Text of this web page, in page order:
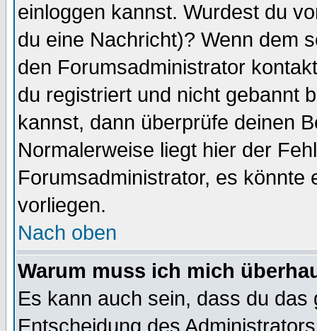
einloggen kannst. Wurdest du
du eine Nachricht)? Wenn dem
den Forumsadministrator
du registriert und nicht gebannt
kannst, dann überprüfe deinen
Normalerweise liegt hier der
Forumsadministrator, es könnte
vorliegen.
Nach oben
Warum muss ich mich
Es kann auch sein, dass du
Entscheidung des